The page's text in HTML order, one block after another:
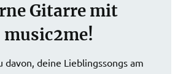
Gitarre mit
music2me!
davon, deine Lieblingssongs am